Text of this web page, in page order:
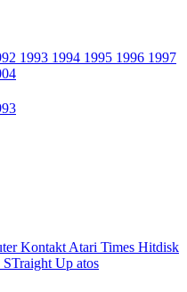
1993 1994 1995 1996 1997
Kontakt Atari Times Hitdisk
STraight Up atos